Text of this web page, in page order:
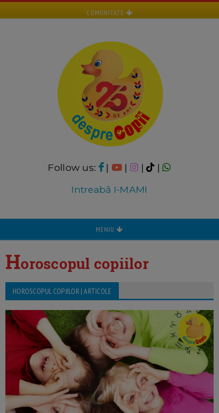
COMUNITATE
Follow us: | | |
|
Intreabă I-MAMI
MENIU
Horoscopul copiilor
HOROSCOPUL COPIILOR | ARTICOLE